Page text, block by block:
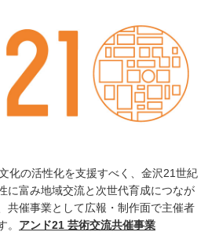
化の活性化を支援すべく、金沢21世紀
に富み地域交流と次世代育成につなが
共催事業として広報・制作面で主催者
。 アンド21 芸術交流共催事業